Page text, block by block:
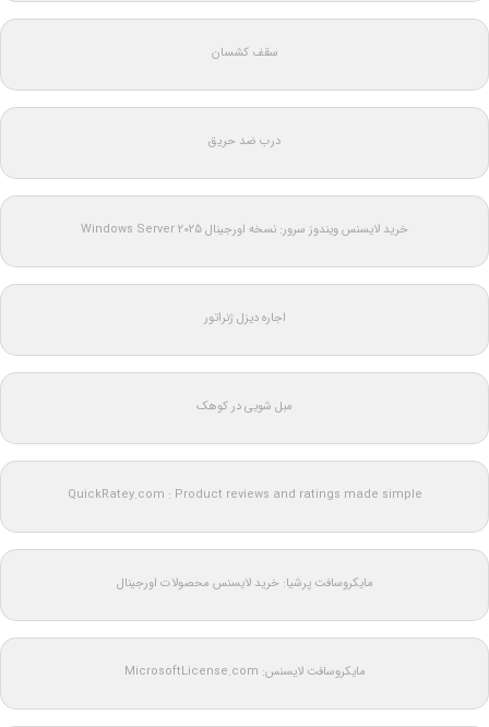
سقف کشسان
درب ضد حریق
خرید لایسنس ویندوز سرور: نسخه اورجینال Windows Server 2025
اجاره دیزل ژنراتور
مبل شویی در کوهک
QuickRatey.com : Product reviews and ratings made simple
مایکروسافت پرشیا: خرید لایسنس محصولات اورجینال
مایکروسافت لایسنس: MicrosoftLicense.com